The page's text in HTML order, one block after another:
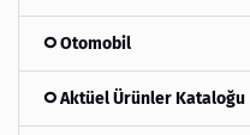
Otomobil
Aktüel Ürünler Kataloğu